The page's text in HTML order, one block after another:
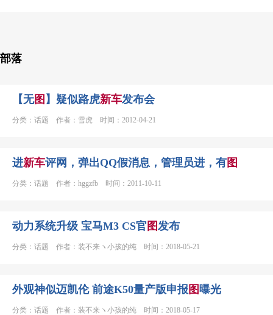
部落
【无图 】疑似路虎新车发布会
分类：话题 作者：雪虎 时间：2012-04-21
进新车评网，弹出QQ假消息，管理员进，有图
分类：话题 作者：hggzfb 时间：2011-10-11
动力系统升级 宝马M3 CS官 图发布
分类：话题 作者：装不来ヽ小孩的纯 时间：2018-05-21
外观神似迈凯伦 前途K50量产版申报图曝光
分类：话题 作者：装不来ヽ小孩的纯 时间：2018-05-17